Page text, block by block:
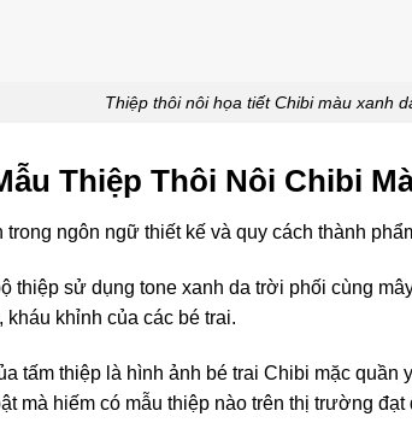
Thiệp thôi nôi họa tiết Chibi màu xanh
Thiệp Thôi Nôi Chibi
ngôn ngữ thiết kế và quy cách thành
thiệp sử dụng tone xanh da trời phối cùng
khỉnh của các bé trai.
tấm thiệp là hình ảnh bé trai Chibi mặc
mà hiếm có mẫu thiệp nào trên thị trường đạt